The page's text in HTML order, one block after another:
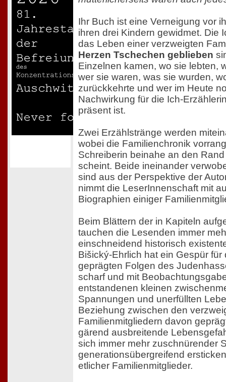
Ihr Buch ist eine Verneigung vor
ihren drei Kindern gewidmet. Die
das Leben einer verzweigten
Herzen Tschechen geblieben
Einzelnen kamen, wo sie lebten,
wer sie waren, was sie wurden,
zurückkehrte und wer im Heute
Nachwirkung für die Ich-
präsent ist.
Zwei Erzählstränge werden
wobei die Familienchronik
Schreiberin beinahe an den
scheint. Beide ineinander
sind aus der Perspektive der
nimmt die LeserInnenschaft mit
Biographien einiger
Beim Blättern der in Kapiteln
tauchen die Lesenden immer
einschneidend historisch
Bišický-Ehrlich hat ein Gespür für
geprägten Folgen des
scharf und mit
entstandenen kleinen
Spannungen und unerfüllten
Beziehung zwischen den
Familienmitgliedern davon
gärend ausbreitende
sich immer mehr zuschnürender
generationsübergreifend
etlicher Familienmitglieder.